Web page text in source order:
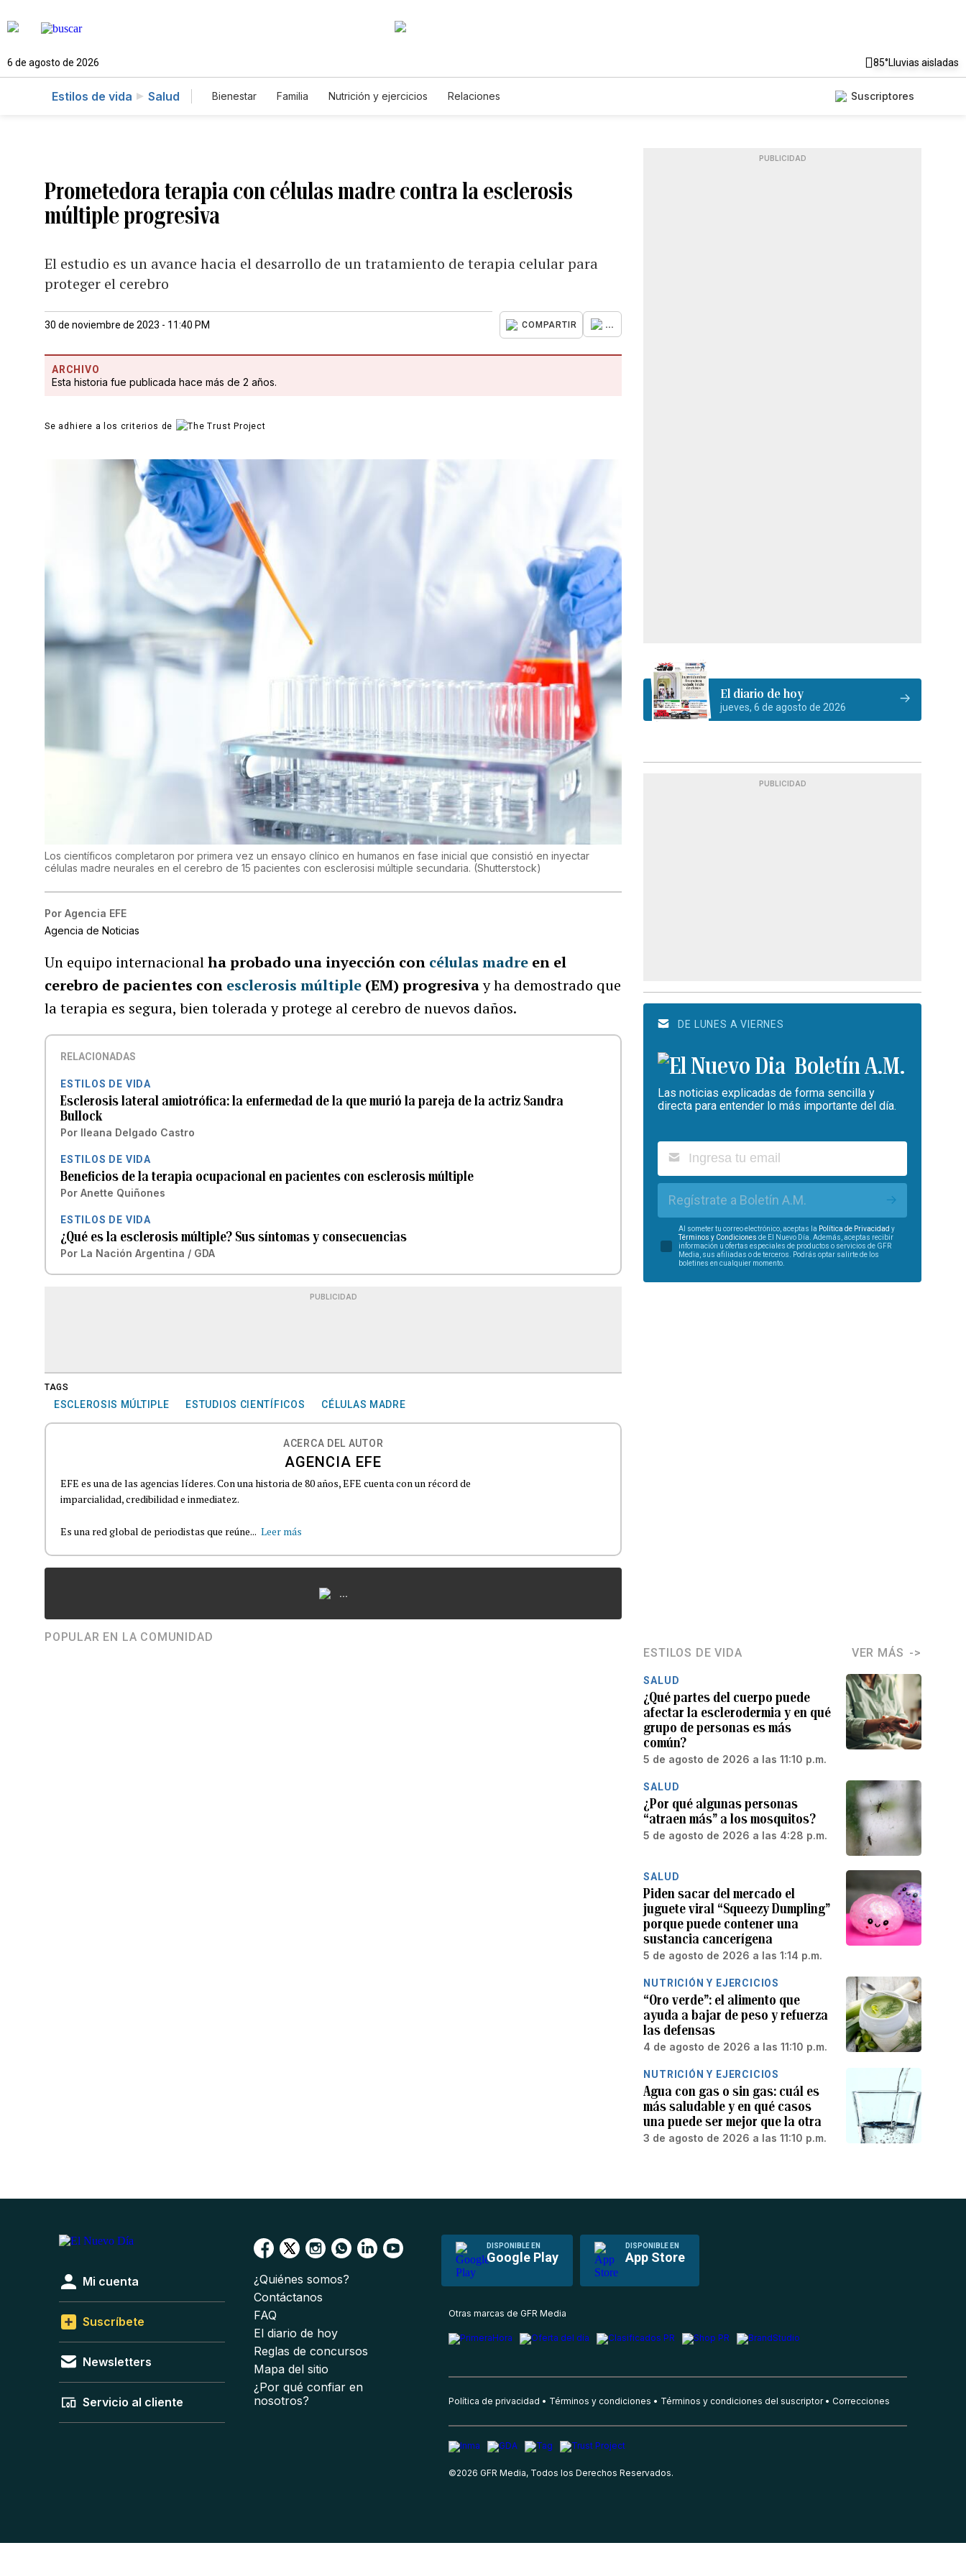
6 de agosto de 2026 85°Lluvias aisladas
Estilos de vida Salud Bienestar Familia Nutrición y ejercicios Relaciones Suscriptores
Prometedora terapia con células madre contra la esclerosis
múltiple progresiva
El estudio es un avance hacia el desarrollo de un tratamiento de terapia celular para
proteger el cerebro
30 de noviembre de 2023 - 11:40 PM COMPARTIR ...
ARCHIVO
Esta historia fue publicada hace más de 2 años.
Se adhiere a los criterios de
Los científicos completaron por primera vez un ensayo clínico en humanos en fase inicial que consistió en inyectar
células madre neurales en el cerebro de 15 pacientes con esclerosisi múltiple secundaria. (Shutterstock)
Por Agencia EFE
Agencia de Noticias
Un equipo internacionalha probado una inyección con células madre en el
cerebro de pacientes con esclerosis múltiple (EM) progresivay ha demostrado que
la terapia es segura, bien tolerada y protege al cerebro de nuevos daños.
RELACIONADAS
ESTILOS DE VIDA
Esclerosis lateral amiotrófica: la enfermedad de la que murió la pareja de la actriz Sandra
Bullock
Por Ileana Delgado Castro
ESTILOS DE VIDA
Beneficios de la terapia ocupacional en pacientes con esclerosis múltiple
Por Anette Quiñones
ESTILOS DE VIDA
¿Qué es la esclerosis múltiple? Sus síntomas y consecuencias
Por La Nación Argentina / GDA
PUBLICIDAD
TAGS
ESCLEROSIS MÚLTIPLE ESTUDIOS CIENTÍFICOS CÉLULAS MADRE
ACERCA DEL AUTOR
AGENCIA EFE
EFE es una de las agencias líderes. Con una historia de 80 años, EFE cuenta con un récord de
imparcialidad, credibilidad e inmediatez.
Es una red global de periodistas que reúne... Leer más
...
POPULAR EN LA COMUNIDAD
PUBLICIDAD
El diario de hoy
jueves, 6 de agosto de 2026
PUBLICIDAD
DE LUNES A VIERNES
Boletín A.M.
Las noticias explicadas de forma sencilla y
directa para entender lo más importante del día.
Regístrate a Boletín A.M.
Al someter tu correo electrónico, aceptas la Política de Privacidad y
Términos y Condiciones de El Nuevo Día. Además, aceptas recibir
información u ofertas especiales de productos o servicios de GFR
Media, sus afiliadas o de terceros. Podrás optar salirte de los
boletines en cualquier momento.
ESTILOS DE VIDA VER MÁS
SALUD
¿Qué partes del cuerpo puede
afectar la esclerodermia y en qué
grupo de personas es más
común?
5 de agosto de 2026 a las 11:10 p.m.
SALUD
¿Por qué algunas personas
“atraen más” a los mosquitos?
5 de agosto de 2026 a las 4:28 p.m.
SALUD
Piden sacar del mercado el
juguete viral “Squeezy Dumpling”
porque puede contener una
sustancia cancerígena
5 de agosto de 2026 a las 1:14 p.m.
NUTRICIÓN Y EJERCICIOS
“Oro verde”: el alimento que
ayuda a bajar de peso y refuerza
las defensas
4 de agosto de 2026 a las 11:10 p.m.
NUTRICIÓN Y EJERCICIOS
Agua con gas o sin gas: cuál es
más saludable y en qué casos
una puede ser mejor que la otra
3 de agosto de 2026 a las 11:10 p.m.
DISPONIBLE EN
Google Play
DISPONIBLE EN
App Store
Mi cuenta
Suscríbete
Newsletters
Servicio al cliente
¿Quiénes somos?
Contáctanos
FAQ
El diario de hoy
Reglas de concursos
Mapa del sitio
¿Por qué confiar en
nosotros?
Otras marcas de GFR Media
Política de privacidad Términos y condiciones Términos y condiciones del suscriptor Correcciones
©2026 GFR Media, Todos los Derechos Reservados.